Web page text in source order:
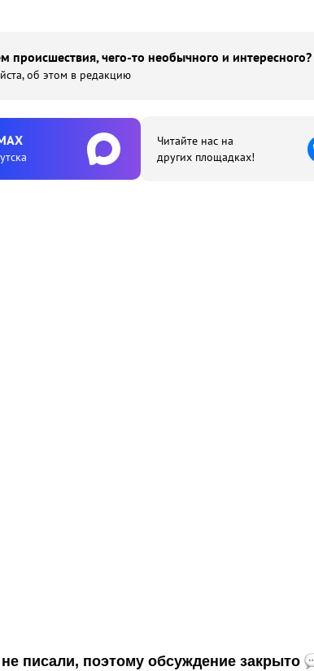
происшествия, чего-то необычного и интересного?
об этом в редакцию
Читайте нас на
других площадках!
писали, поэтому обсуждение закрыто